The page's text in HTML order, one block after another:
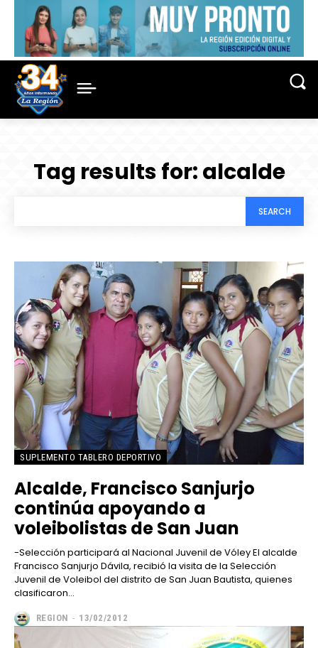
Tag results for:alcalde
SEARCH
SUPLEMENTO TABLERO DEPORTIVO
Alcalde, Francisco Sanjurjo
continúa apoyando a
voleibolistas de San Juan
-Selección participará al Nacional Juvenil de Vóley El alcalde
Francisco Sanjurjo Dávila, recibió la visita de la Selección
Juvenil de Voleibol del distrito de San Juan Bautista, quienes
clasificaron...
REGION - 13/02/2012